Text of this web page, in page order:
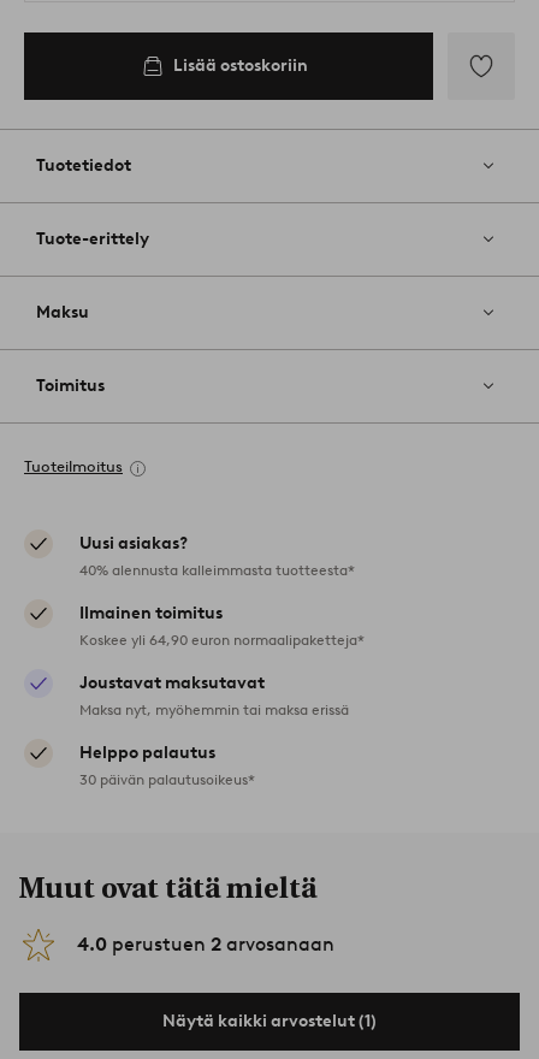
Lisää ostoskoriin
Tuotetiedot
Tuote-erittely
Maksu
Toimitus
Tuoteilmoitus
Uusi asiakas?
40% alennusta kalleimmasta tuotteesta*
Ilmainen toimitus
Koskee yli 64,90 euron normaalipaketteja*
Joustavat maksutavat
Maksa nyt, myöhemmin tai maksa erissä
Helppo palautus
30 päivän palautusoikeus*
Muut ovat tätä mieltä
4.0 perustuen 2 arvosanaan
Näytä kaikki arvostelut (1)